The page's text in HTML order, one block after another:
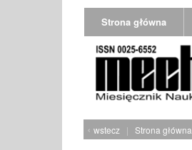
Strona główna
‹ wstecz | Strona główna